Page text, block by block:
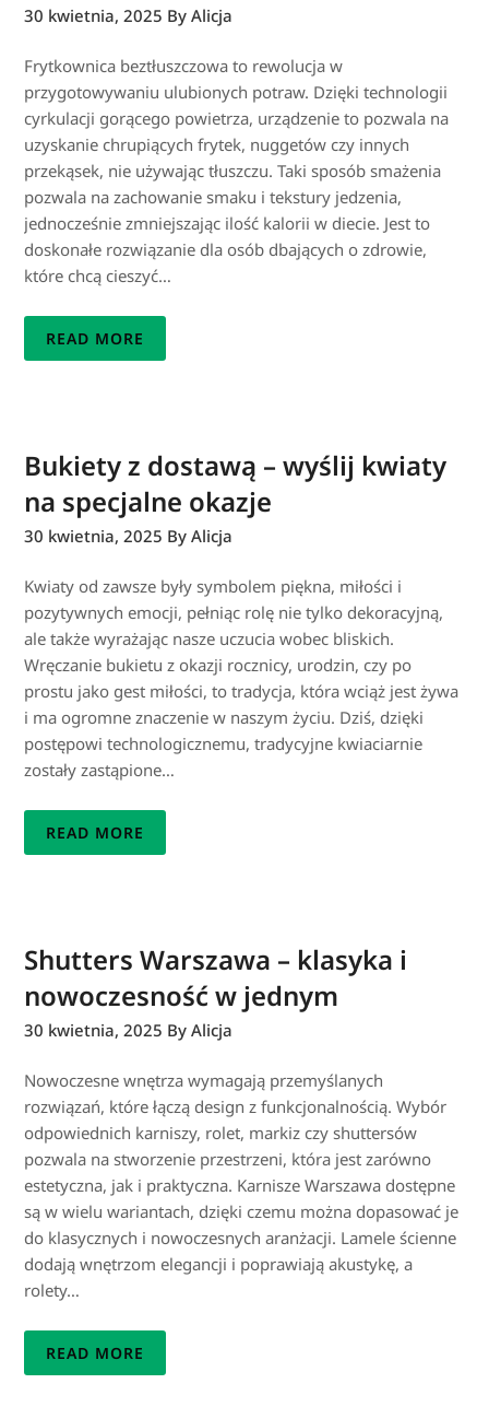
30 kwietnia, 2025 By Alicja
Frytkownica beztłuszczowa to rewolucja w
przygotowywaniu ulubionych potraw. Dzięki technologii
cyrkulacji gorącego powietrza, urządzenie to pozwala na
uzyskanie chrupiących frytek, nuggetów czy innych
przekąsek, nie używając tłuszczu. Taki sposób smażenia
pozwala na zachowanie smaku i tekstury jedzenia,
jednocześnie zmniejszając ilość kalorii w diecie. Jest to
doskonałe rozwiązanie dla osób dbających o zdrowie,
które chcą cieszyć…
READ MORE
Bukiety z dostawą – wyślij kwiaty
na specjalne okazje
30 kwietnia, 2025 By Alicja
Kwiaty od zawsze były symbolem piękna, miłości i
pozytywnych emocji, pełniąc rolę nie tylko dekoracyjną,
ale także wyrażając nasze uczucia wobec bliskich.
Wręczanie bukietu z okazji rocznicy, urodzin, czy po
prostu jako gest miłości, to tradycja, która wciąż jest żywa
i ma ogromne znaczenie w naszym życiu. Dziś, dzięki
postępowi technologicznemu, tradycyjne kwiaciarnie
zostały zastąpione…
READ MORE
Shutters Warszawa – klasyka i
nowoczesność w jednym
30 kwietnia, 2025 By Alicja
Nowoczesne wnętrza wymagają przemyślanych
rozwiązań, które łączą design z funkcjonalnością. Wybór
odpowiednich karniszy, rolet, markiz czy shuttersów
pozwala na stworzenie przestrzeni, która jest zarówno
estetyczna, jak i praktyczna. Karnisze Warszawa dostępne
są w wielu wariantach, dzięki czemu można dopasować je
do klasycznych i nowoczesnych aranżacji. Lamele ścienne
dodają wnętrzom elegancji i poprawiają akustykę, a
rolety…
READ MORE